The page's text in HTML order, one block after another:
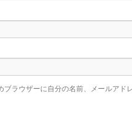
ブラウザーに自分の名前、メールアド